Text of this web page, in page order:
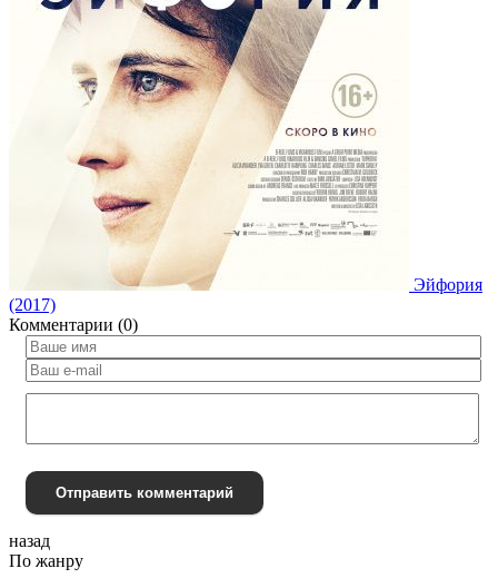
Эйфория
(2017)
Комментарии (0)
Отправить комментарий
назад
По жанру